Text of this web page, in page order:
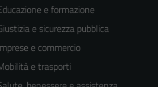
e formazione
e sicurezza pubblica
e commercio
e trasporti